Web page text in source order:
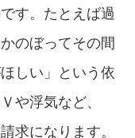
す。たとえば過
のぼってその間
しい」という依
や浮気など、
求になります。